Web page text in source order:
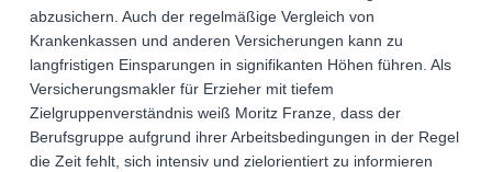
abzusichern. Auch der regelmäßige Vergleich von
Krankenkassen und anderen Versicherungen kann zu
langfristigen Einsparungen in signifikanten Höhen führen. Als
Versicherungsmakler für Erzieher mit tiefem
Zielgruppenverständnis weiß Moritz Franze, dass der
Berufsgruppe aufgrund ihrer Arbeitsbedingungen in der Regel
die Zeit fehlt, sich intensiv und zielorientiert zu informieren